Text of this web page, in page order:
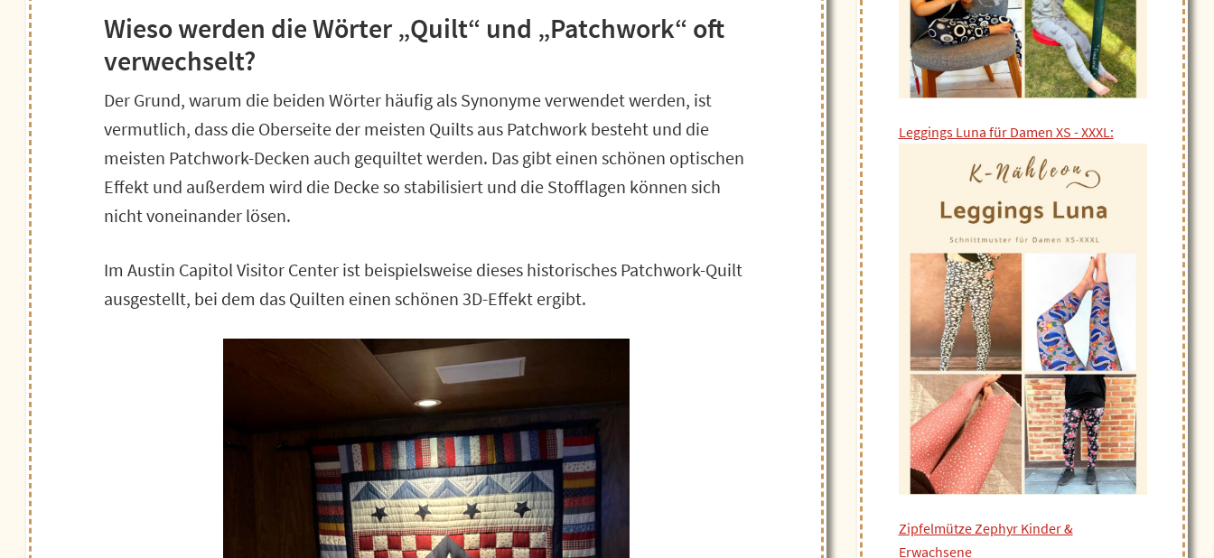
Wieso werden die Wörter „Quilt“ und „Patchwork“ oft
verwechselt?
Der Grund, warum die beiden Wörter häufig als Synonyme verwendet werden, ist
vermutlich, dass die Oberseite der meisten Quilts aus Patchwork besteht und die
meisten Patchwork-Decken auch gequiltet werden. Das gibt einen schönen optischen
Effekt und außerdem wird die Decke so stabilisiert und die Stofflagen können sich
nicht voneinander lösen.
Im Austin Capitol Visitor Center ist beispielsweise dieses historisches Patchwork-Quilt
ausgestellt, bei dem das Quilten einen schönen 3D-Effekt ergibt.
Leggings Luna für Damen XS - XXXL:
Zipfelmütze Zephyr Kinder &
Erwachsene